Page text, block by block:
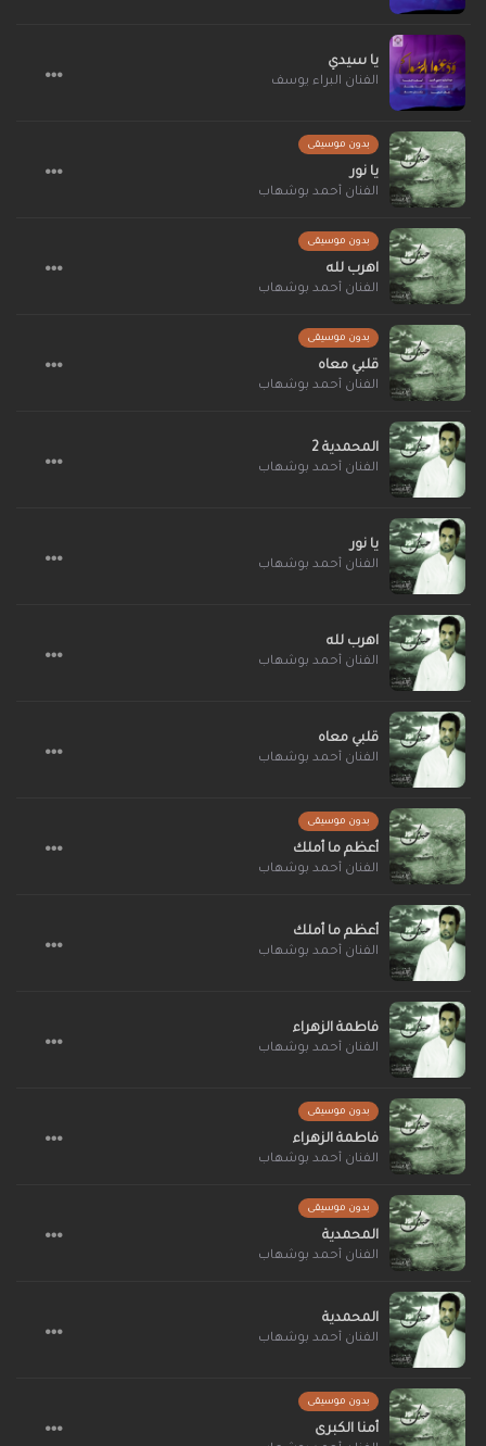
يا سيدي
الفنان البراء يوسف
بدون موسيقى
يا نور
الفنان أحمد بوشهاب
بدون موسيقى
اهرب لله
الفنان أحمد بوشهاب
بدون موسيقى
قلبي معاه
الفنان أحمد بوشهاب
المحمدية 2
الفنان أحمد بوشهاب
يا نور
الفنان أحمد بوشهاب
اهرب لله
الفنان أحمد بوشهاب
قلبي معاه
الفنان أحمد بوشهاب
بدون موسيقى
أعظم ما أملك
الفنان أحمد بوشهاب
أعظم ما أملك
الفنان أحمد بوشهاب
فاطمة الزهراء
الفنان أحمد بوشهاب
بدون موسيقى
فاطمة الزهراء
الفنان أحمد بوشهاب
بدون موسيقى
المحمدية
الفنان أحمد بوشهاب
المحمدية
الفنان أحمد بوشهاب
بدون موسيقى
أمنا الكبرى